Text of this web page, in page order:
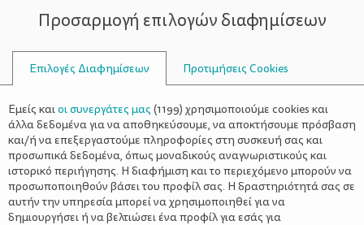
ΣΥΜΒΟΥΛΟΙ
ΜΟΥΣΙΚΆ ΠΑΙΧΝΊΔΙΑ
Προσαρμογή επιλογών διαφημίσεων
Επιλογές Διαφημίσεων Προτιμήσεις Cookies
Εμείς καιοι συνεργάτες μας (1199) χρησιμοποιούμε cookies και
άλλα δεδομένα για να αποθηκεύσουμε, να αποκτήσουμε πρόσβαση
και/ή να επεξεργαστούμε πληροφορίες στη συσκευή σας και
προσωπικά δεδομένα, όπως μοναδικούς αναγνωριστικούς και
ιστορικό περιήγησης. Η διαφήμιση και το περιεχόμενο μπορούν να
προσωποποιηθούν βάσει του προφίλ σας. Η δραστηριότητά σας σε
αυτήν την υπηρεσία μπορεί να χρησιμοποιηθεί για να
δημιουργήσει ή να βελτιώσει ένα προφίλ για εσάς για